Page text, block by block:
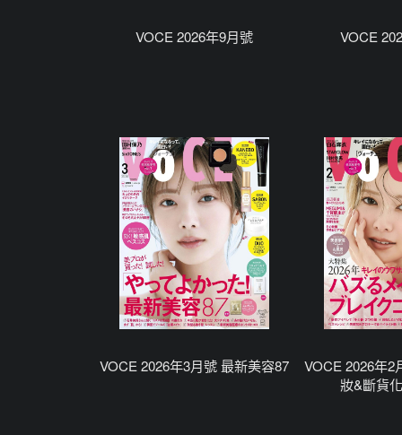
VOCE 2026年9月號 VOCE
VOCE 2026年3月號 最新美容87
VOCE 2026年2
妝&斷貨